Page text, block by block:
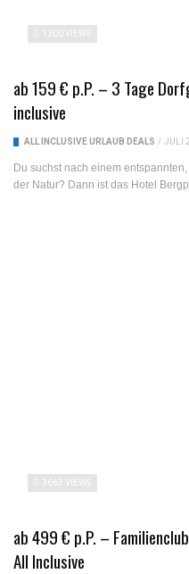
1300 VIEWS
ab 159 € p.P. – 3 Tage
inclusive
ALL INCLUSIVE URLAUB DEALS / JULI
Du suchst nach einem
der Natur? Dann ist das Hotel
3663 VIEWS
ab 499 € p.P. –
All Inclusive